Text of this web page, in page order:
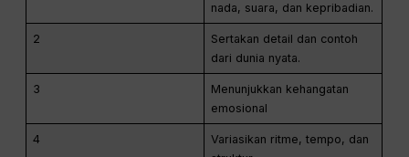
nada, suara, dan kepribadian.
2
Sertakan detail dan contoh
dari dunia nyata.
3
Menunjukkan kehangatan
emosional
4
Variasikan ritme, tempo, dan